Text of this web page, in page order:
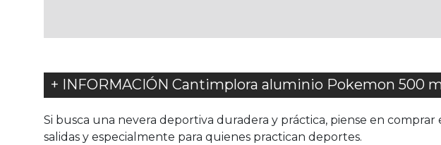
+ INFORMACIÓN Cantimplora aluminio Pokemon 500
Si busca una nevera deportiva duradera y práctica, piense en
salidas y especialmente para quienes practican deportes.